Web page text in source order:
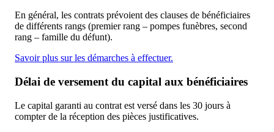
En général, les contrats prévoient des clauses de bénéficiaires
de différents rangs (premier rang – pompes funèbres, second
rang – famille du défunt).
Savoir plus sur les démarches à effectuer.
Délai de versement du capital aux bénéficiaires
Le capital garanti au contrat est versé dans les 30 jours à
compter de la réception des pièces justificatives.